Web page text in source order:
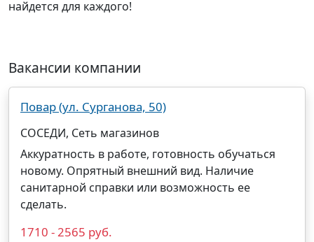
найдется для каждого!
Вакансии компании
Повар (ул. Сурганова, 50)
СОСЕДИ, Сеть магазинов
Аккуратность в работе, готовность обучаться
новому. Опрятный внешний вид. Наличие
санитарной справки или возможность ее
сделать.
1710 - 2565 руб.